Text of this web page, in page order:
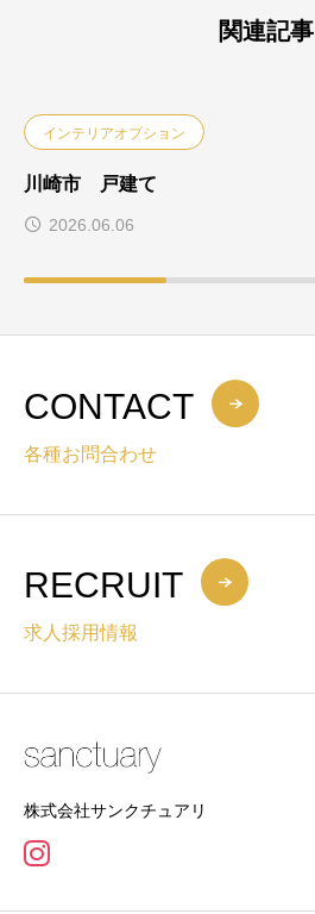
関連記事
インテリアオプション
川崎市 戸建て
2026.06.06
CONTACT
各種お問合わせ
RECRUIT
求人採用情報
株式会社サンクチュアリ